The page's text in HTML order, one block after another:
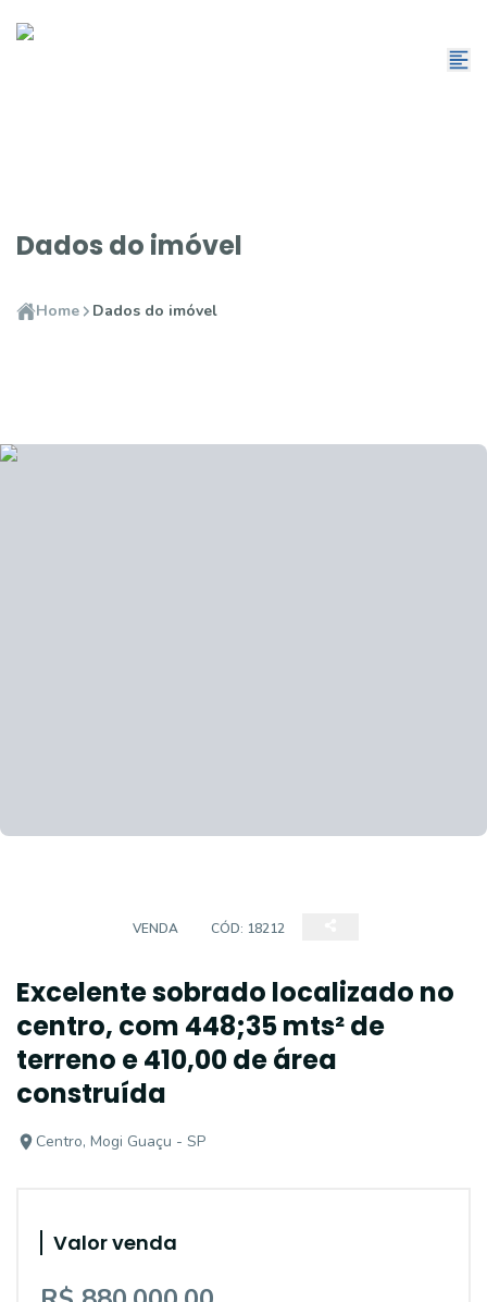
Dados do imóvel
Home Dados do imóvel
VENDA CÓD: 18212
Excelente sobrado localizado no
centro, com 448;35 mts² de
terreno e 410,00 de área
construída
Centro, Mogi Guaçu - SP
Valor venda